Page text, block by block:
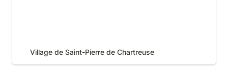
Village de Saint-Pierre de Chartreuse